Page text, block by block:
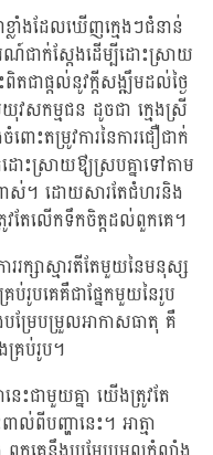
ខ្លាំងដែលឃើញក្មេងៗជំនាន់
រណ៍ជាក់ស្តែងដើម្បីដោះស្រាយ
តជាផ្តល់នូវក្តីសង្ឍឹមដល់ថ្ងៃ
វសកម្មជន ដូចជា ក្មេងស្រី
ោះតម្រូវការនៃការជឿជាក់
ោះស្រាយឳ្យស្របគ្នាទៅតាម
ាស់។ ដោយសារតែជំហរនិង
វតែលើកទឹកចិត្តដល់ពួកគេ។
រក្សាស្មារតីតែមួយនៃមនុស្ស
រូបគេគឺជាផ្នែកមួយនៃរូប
ម្រែបម្រួលអាកាសធាតុ គឺ
គ្រប់រូប។
ជាមួយគ្នា យើងត្រូវតែ
ល់ពីបញ្ហានេះ។ អាត្មា